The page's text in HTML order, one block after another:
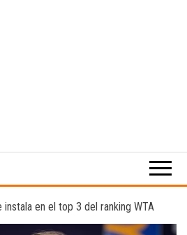
digital
el
la
instala en el top 3 del ranking WTA